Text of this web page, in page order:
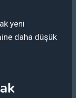
yeni
daha düşük